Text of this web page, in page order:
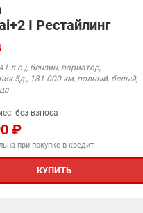
I Рестайлинг
л.с.), бензин, вариатор,
5д., 181 000 км, полный, белый,
без взноса
₽
при покупке в кредит
КУПИТЬ